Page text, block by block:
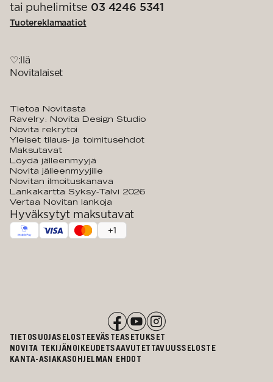
tai puhelimitse 03 4246 5341
Tuotereklamaatiot
♡:llä
Novitalaiset
Tietoa Novitasta
Ravelry: Novita Design Studio
Novita rekrytoi
Yleiset tilaus- ja toimitusehdot
Maksutavat
Löydä jälleenmyyjä
Novita jälleenmyyjille
Novitan ilmoituskanava
Lankakartta Syksy-Talvi 2026
Vertaa Novitan lankoja
Hyväksytyt maksutavat
+1
TIETOSUOJASELOSTEEVÄSTEASETUKSET
NOVITA TEKIJÄNOIKEUDETSAAVUTETTAVUUSSELOSTE
KANTA-ASIAKASOHJELMAN EHDOT